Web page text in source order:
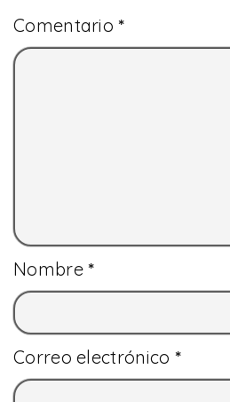
Comentario*
Nombre*
Correo electrónico *